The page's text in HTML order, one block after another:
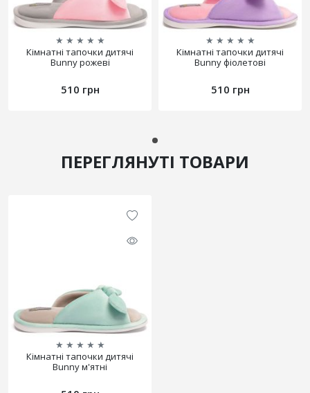
★ ★ ★ ★ ★
Кімнатні тапочки дитячі
Bunny рожеві
510 грн
★ ★ ★ ★ ★
Кімнатні тапочки дитячі
Bunny фіолетові
510 грн
ПЕРЕГЛЯНУТІ ТОВАРИ
★ ★ ★ ★ ★
Кімнатні тапочки дитячі
Bunny м'ятні